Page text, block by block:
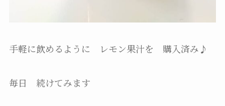
手軽に飲めるように レモン果汁を 購入済み♪
毎日 続けてみます